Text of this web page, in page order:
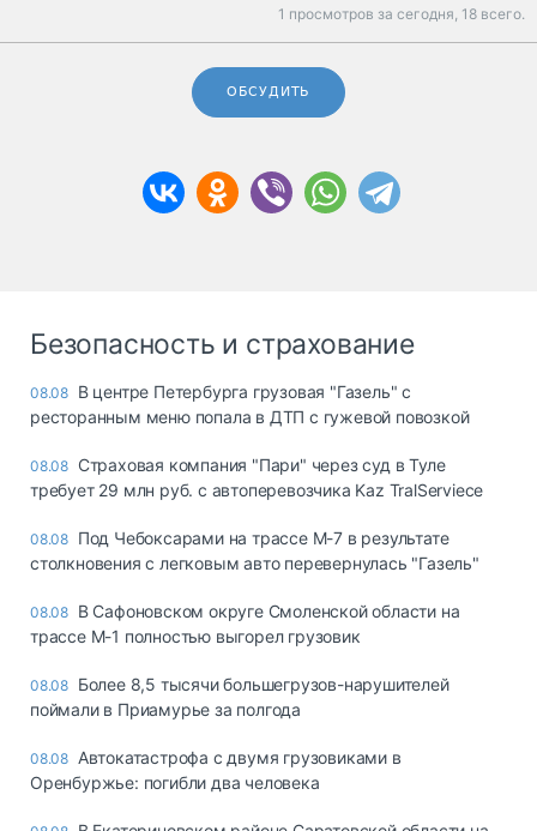
1 просмотров за сегодня, 18 всего.
ОБСУДИТЬ
Безопасность и страхование
08.08 В центре Петербурга грузовая "Газель" с
ресторанным меню попала в ДТП с гужевой повозкой
08.08 Страховая компания "Пари" через суд в Туле
требует 29 млн руб. с автоперевозчика Kaz TralServiece
08.08 Под Чебоксарами на трассе М-7 в результате
столкновения с легковым авто перевернулась "Газель"
08.08 В Сафоновском округе Смоленской области на
трассе М-1 полностью выгорел грузовик
08.08 Более 8,5 тысячи большегрузов-нарушителей
поймали в Приамурье за полгода
08.08 Автокатастрофа с двумя грузовиками в
Оренбуржье: погибли два человека